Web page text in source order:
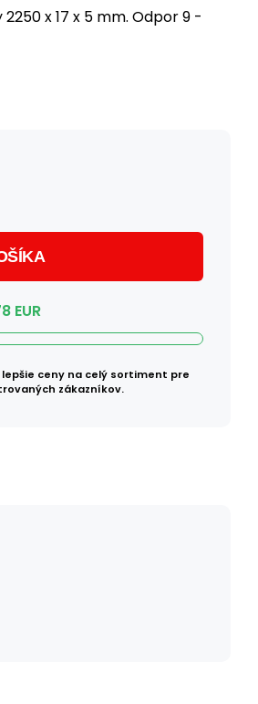
x 17 x 5 mm. Odpor 9 -
EUR
lepšie ceny na celý sortiment pre
zákazníkov.